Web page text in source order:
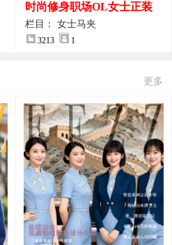
时尚修身职场OL女士正装
马甲拍摄大图
栏目： 女士马夹
3213 1
更多